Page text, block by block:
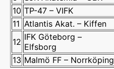
10 TP-47 – VIFK
11 Atlantis Akat. – Kiffen
12 IFK Göteborg –
Elfsborg
13 Malmö FF – Norrköping